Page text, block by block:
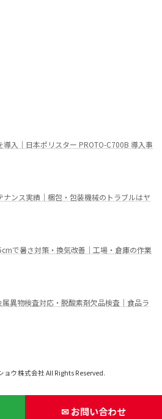
入｜日本ポリスター PROTO-C700B 導入事
ンス実績｜梱包・包装機械のトラブルはヤ
で暑さ対策・換気改善｜工場・倉庫の作業
異物検査対応・脱酸素剤欠品検査｜食品ラ
ウ株式会社 All Rights Reserved.
✉ お問い合わせ